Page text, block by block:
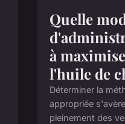
Quelle
à
l'huile de
Déterminer la
appropriée
pleinement des